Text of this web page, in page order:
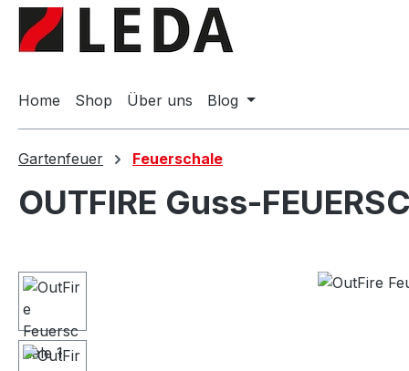
Zur Hauptnavigation springen
Home Shop Über uns Blog
Gartenfeuer Feuerschale
OUTFIRE Guss-
Bildergalerie überspringen